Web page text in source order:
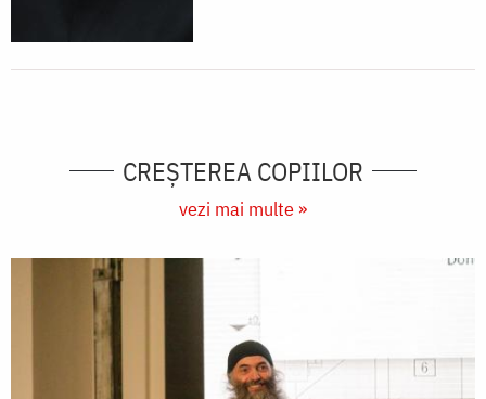
CREŞTEREA COPIILOR
vezi mai multe »